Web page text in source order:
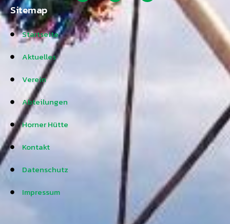
Sitemap
Startseite
Aktuelles
Verein
Abteilungen
Horner Hütte
Kontakt
Datenschutz
Impressum